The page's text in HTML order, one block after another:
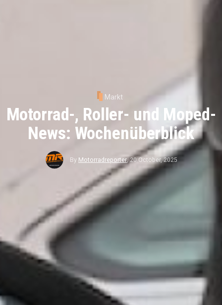
Markt
Motorrad-, Roller- und Moped-
News: Wochenüberblick
By Motorradreporter,20 October, 2025